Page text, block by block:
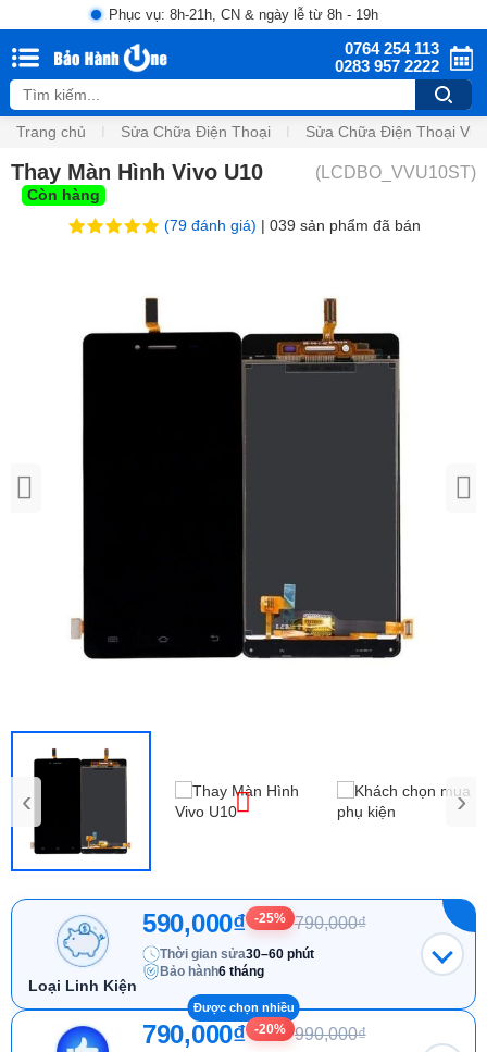
Phục vụ: 8h-21h, CN & ngày lễ từ 8h - 19h
0764 254 113
0283 957 2222
Trang chủ Sửa Chữa Điện Thoại Sửa Chữa Điện Thoại
Thay Màn Hình Vivo U10 ( LCDBO_VVU10ST)
Còn hàng
(79 đánh giá) | 039 sản phẩm đã bán
‹ ›
Loại Linh Kiện
590,000₫ -25% 790,000₫
Thời gian sửa30–60 phút
Bảo hành6 tháng
790,000₫ -20% 990,000₫